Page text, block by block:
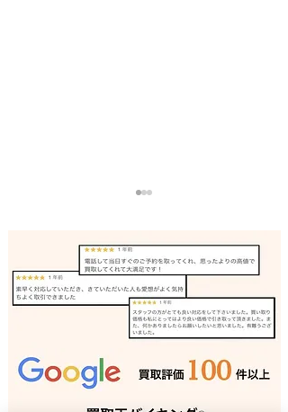
電子ピアノ 出張買取 明石
｜姫路の買取専門店